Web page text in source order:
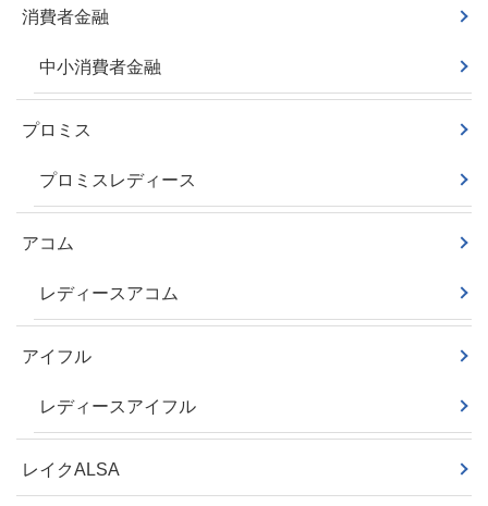
消費者金融
中小消費者金融
プロミス
プロミスレディース
アコム
レディースアコム
アイフル
レディースアイフル
レイクALSA